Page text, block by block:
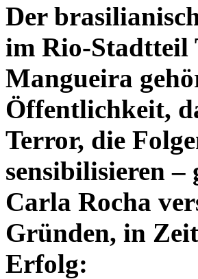
Der
im Rio-Stadtteil
Mangueira
Öffentlichkeit,
Terror, die
sensibilisieren
Carla Rocha
Gründen, in
Erfolg: